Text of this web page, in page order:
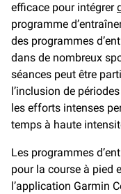
efficace pour intégrer
programme
des programmes
dans de nombreux
séances peut être
l’inclusion de
les efforts intenses
temps à haute
Les programmes
pour la course à pied
l’application Garmin